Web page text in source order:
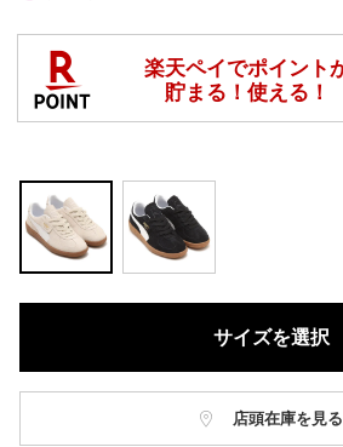
サイズを選択
店頭在庫を見る